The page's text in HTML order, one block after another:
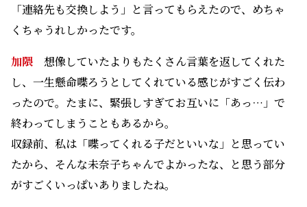
「連絡先も交換しよう」と言ってもらえたので、めちゃ
くちゃうれしかったです。
加隈 想像していたよりもたくさん言葉を返してくれた
し、一生懸命喋ろうとしてくれている感じがすごく伝わ
ったので。たまに、緊張しすぎてお互いに「あっ…」で
終わってしまうこともあるから。
収録前、私は「喋ってくれる子だといいな」と思ってい
たから、そんな未奈子ちゃんでよかったな、と思う部分
がすごくいっぱいありましたね。